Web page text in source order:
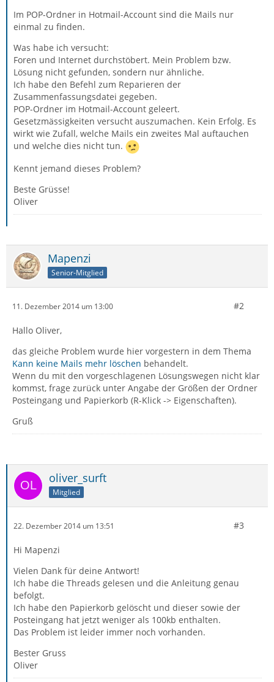
Im POP-Ordner in Hotmail-Account sind die Mails nur
einmal zu finden.
Was habe ich versucht:
Foren und Internet durchstöbert. Mein Problem bzw.
Lösung nicht gefunden, sondern nur ähnliche.
Ich habe den Befehl zum Reparieren der
Zusammenfassungsdatei gegeben.
POP-Ordner im Hotmail-Account geleert.
Gesetzmässigkeiten versucht auszumachen. Kein Erfolg. Es
wirkt wie Zufall, welche Mails ein zweites Mal auftauchen
und welche dies nicht tun.
Kennt jemand dieses Problem?
Beste Grüsse!
Oliver
Mapenzi
Senior-Mitglied
11. Dezember 2014 um 13:00 #2
Hallo Oliver,
das gleiche Problem wurde hier vorgestern in dem Thema
Kann keine Mails mehr löschen behandelt.
Wenn du mit den vorgeschlagenen Lösungswegen nicht klar
kommst, frage zurück unter Angabe der Größen der Ordner
Posteingang und Papierkorb (R-Klick -> Eigenschaften).
Gruß
oliver_surft
Mitglied
22. Dezember 2014 um 13:51 #3
Hi Mapenzi
Vielen Dank für deine Antwort!
Ich habe die Threads gelesen und die Anleitung genau
befolgt.
Ich habe den Papierkorb gelöscht und dieser sowie der
Posteingang hat jetzt weniger als 100kb enthalten.
Das Problem ist leider immer noch vorhanden.
Bester Gruss
Oliver